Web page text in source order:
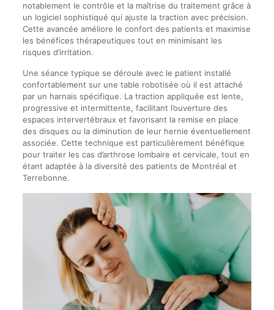
notablement le contrôle et la maîtrise du traitement grâce à
un logiciel sophistiqué qui ajuste la traction avec précision.
Cette avancée améliore le confort des patients et maximise
les bénéfices thérapeutiques tout en minimisant les
risques d’irritation.
Une séance typique se déroule avec le patient installé
confortablement sur une table robotisée où il est attaché
par un harnais spécifique. La traction appliquée est lente,
progressive et intermittente, facilitant l’ouverture des
espaces intervertébraux et favorisant la remise en place
des disques ou la diminution de leur hernie éventuellement
associée. Cette technique est particulièrement bénéfique
pour traiter les cas d’arthrose lombaire et cervicale, tout en
étant adaptée à la diversité des patients de Montréal et
Terrebonne.